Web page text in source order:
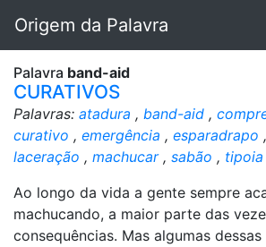
Origem da Palavra
Palavra band-aid
CURATIVOS
Palavras: atadura , band-aid ,
curativo , emergência , esparadrapo ,
laceração , machucar, sabão , tipoia
Ao longo da vida a gente sempre
machucando, a maior parte das
consequências. Mas algumas